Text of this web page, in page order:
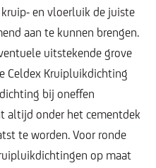
en vloerluik de juiste
aan te kunnen brengen.
uitstekende grove
Celdex Kruipluikdichting
bij oneffen
altijd onder het cementdek
te worden. Voor ronde
op maat